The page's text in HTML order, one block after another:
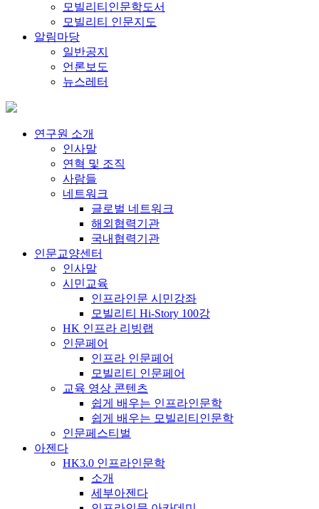
모빌리티인문학도서
모빌리티 인문지도
알림마당
일반공지
언론보도
뉴스레터
연구원 소개
인사말
연혁 및 조직
사람들
네트워크
글로벌 네트워크
해외협력기관
국내협력기관
인문교양센터
인사말
시민교육
인프라인문 시민강좌
모빌리티 Hi-Story 100강
HK 인프라 리빙랩
인문페어
인프라 인문페어
모빌리티 인문페어
교육 영상 콘텐츠
쉽게 배우는 인프라인문학
쉽게 배우는 모빌리티인문학
인문페스티벌
아젠다
HK3.0 인프라인문학
소개
세부아젠다